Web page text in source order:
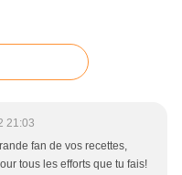
21:03
fan de vos recettes,
tous les efforts que tu fais!